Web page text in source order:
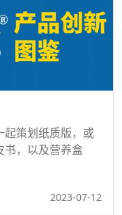
起策划纸质版，或
书，以及营养盒
2023-07-12